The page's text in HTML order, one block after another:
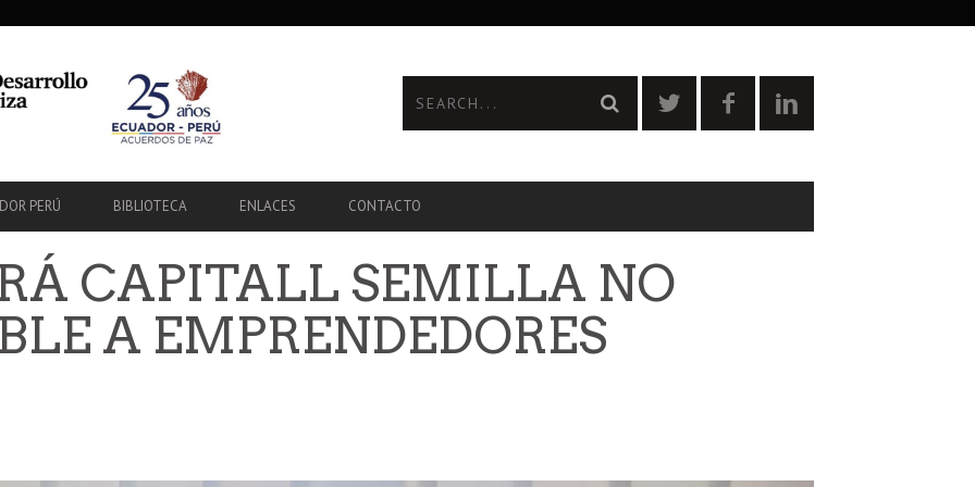
PERÚ BIBLIOTECA ENLACES CONTACTO
CAPITALL SEMILLA NO
A EMPRENDEDORES